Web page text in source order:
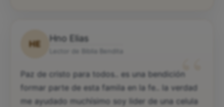
HE
Hno Elias
“
Paz de cristo para todos.. es una bendición
formar parte de esta famila en la fe.. la verdad
me ayudado muchísimo soy lider de una celula